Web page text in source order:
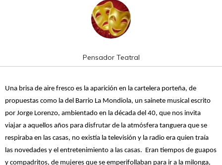
Pensador Teatral
Una brisa de aire fresco es la aparición en la cartelera porteña, de
propuestas como la del Barrio La Mondiola, un sainete musical escrito
por Jorge Lorenzo, ambientado en la década del 40, que nos invita
viajar a aquellos años para disfrutar de la atmósfera tanguera que se
respiraba en las casas, no existía la televisión y la radio era quien traía
las novedades y el entretenimiento a las casas. Eran tiempos de guapos
y compadritos, de mujeres que se emperifollaban para ir a la milonga,